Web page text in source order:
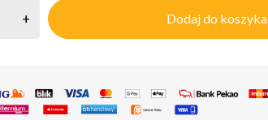
+ Dodaj do koszyka